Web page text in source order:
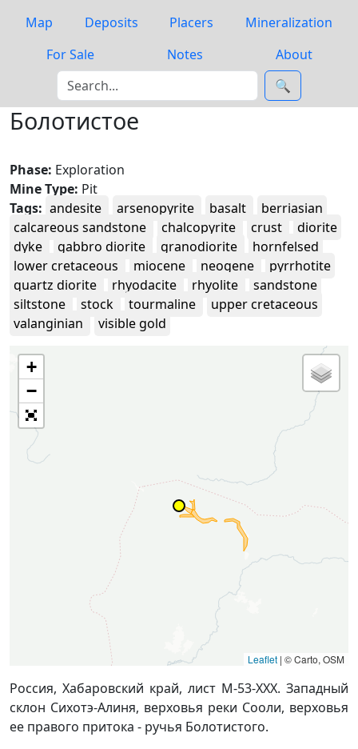
Map Deposits Placers
Mineralization
For Sale
Notes
About
🔍
Болотистое
Phase: Exploration
Mine Type: Pit
Tags: andesite arsenopyrite basalt
berriasian
calcareous sandstone
chalcopyrite crust
diorite
dyke
gabbro diorite granodiorite
hornfelsed
lower cretaceous
miocene neogene
pyrrhotite
quartz diorite
rhyodacite rhyolite
sandstone
siltstone
stock tourmaline
upper cretaceous
valanginian
visible gold
+
−
Leaflet | © Carto, OSM
Россия, Хабаровский край, лист M-53-XXX. Западный
склон Сихотэ-Алиня, верховья реки Сооли, верховья
ее правого притока - ручья Болотистого.